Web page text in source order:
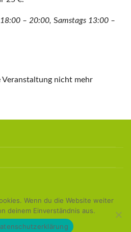
– 20:00, Samstags 13:00 –
Veranstaltung nicht mehr
Up-Paddler
Wenn du die Website weiter
deinem Einverständnis aus.